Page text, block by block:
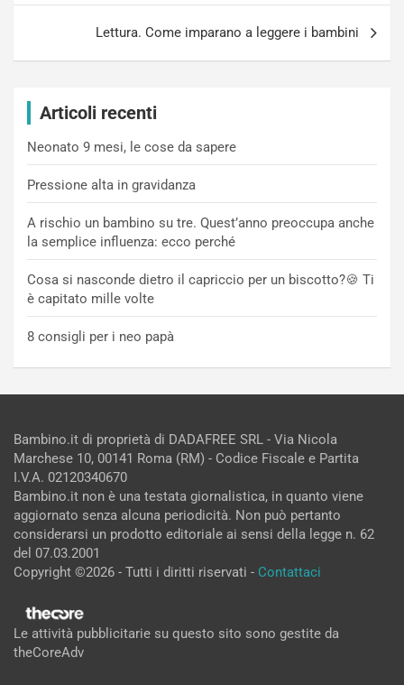
Lettura. Come imparano a leggere i bambini
Articoli recenti
Neonato 9 mesi, le cose da sapere
Pressione alta in gravidanza
A rischio un bambino su tre. Quest’anno preoccupa anche
la semplice influenza: ecco perché
Cosa si nasconde dietro il capriccio per un biscotto?🍪 Ti
è capitato mille volte
8 consigli per i neo papà
Bambino.it di proprietà di DADAFREE SRL - Via Nicola
Marchese 10, 00141 Roma (RM) - Codice Fiscale e Partita
I.V.A. 02120340670
Bambino.it non è una testata giornalistica, in quanto viene
aggiornato senza alcuna periodicità. Non può pertanto
considerarsi un prodotto editoriale ai sensi della legge n. 62
del 07.03.2001
Copyright ©2026 - Tutti i diritti riservati - Contattaci
Le attività pubblicitarie su questo sito sono gestite da
theCoreAdv